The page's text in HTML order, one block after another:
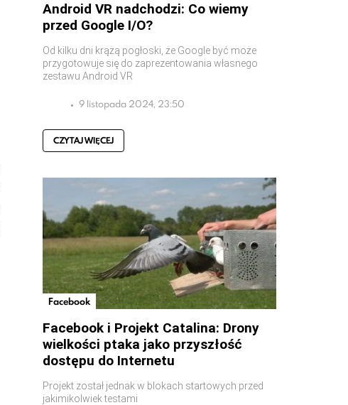
Android VR nadchodzi: Co wiemy
przed Google I/O?
Od kilku dni krążą pogłoski, że Google być może
przygotowuje się do zaprezentowania własnego
zestawu Android VR
9 listopada 2024, 23:50
CZYTAJ WIĘCEJ
Facebook
Facebook i Projekt Catalina: Drony
wielkości ptaka jako przyszłość
dostępu do Internetu
Projekt został jednak w blokach startowych przed
jakimikolwiek testami